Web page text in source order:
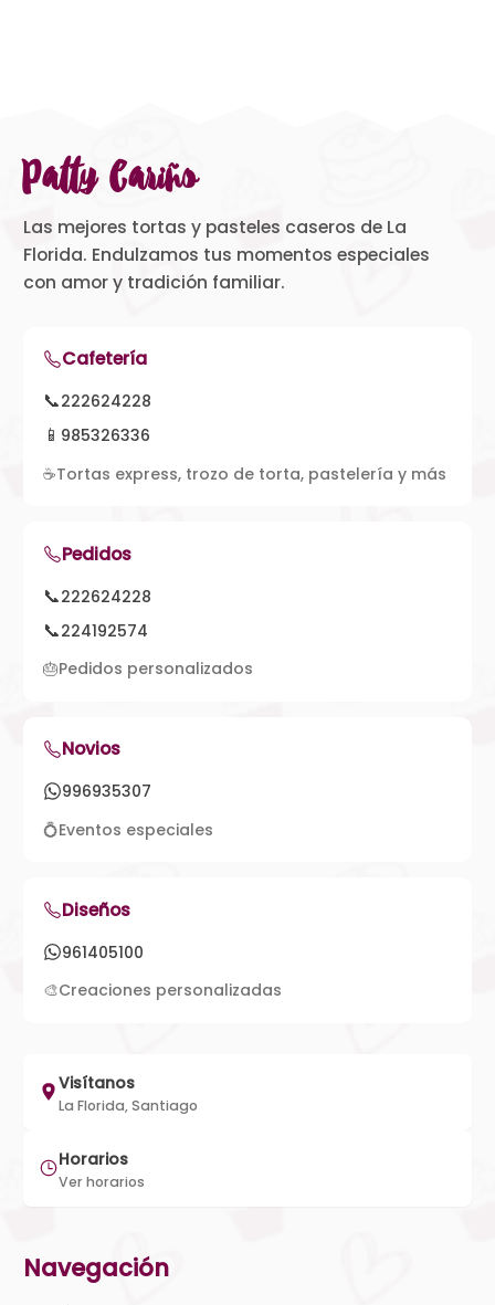
Patty Cariño
Las mejores tortas y pasteles caseros de La
Florida. Endulzamos tus momentos especiales
con amor y tradición familiar.
Cafetería
📞222624228
📱 985326336
☕Tortas express, trozo de torta, pastelería y más
Pedidos
📞222624228
📞224192574
🎂Pedidos personalizados
Novios
996935307
💍Eventos especiales
Diseños
961405100
🎨Creaciones personalizadas
Visítanos
La Florida, Santiago
Horarios
Ver horarios
Navegación